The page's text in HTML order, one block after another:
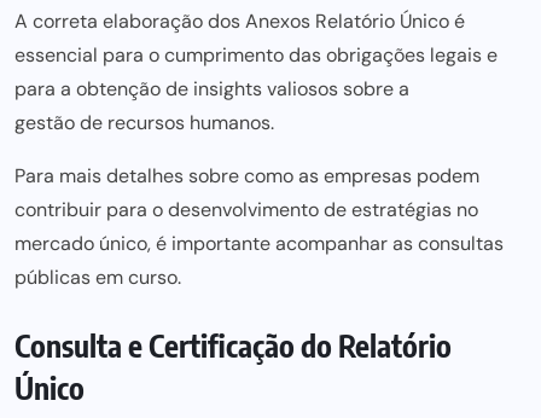
A correta elaboração dos Anexos Relatório Único é
essencial para o cumprimento das obrigações legais e
para a obtenção de insights valiosos sobre a
gestão de recursos humanos.
Para mais detalhes sobre como as empresas podem
contribuir para o desenvolvimento de estratégias no
mercado único, é importante acompanhar as consultas
públicas em curso.
Consulta e Certificação do Relatório
Único